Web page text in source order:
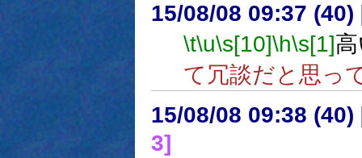
15/08/08 09:37 (40)
\t\u\s[10]\h\s[1]
て冗談だと思っ
15/08/08 09:38 (40)
3]